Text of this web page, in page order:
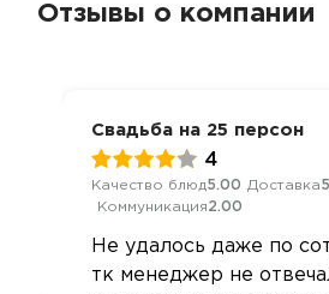
Отзывы о компании
Свадьба на 25 персон
4
Качество блюд5.00 Доставка
Коммуникация2.00
Не удалось даже по
тк менеджер не